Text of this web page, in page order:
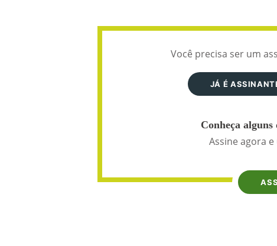
Você precisa ser um
JÁ É
Conheça alguns
Assine agora